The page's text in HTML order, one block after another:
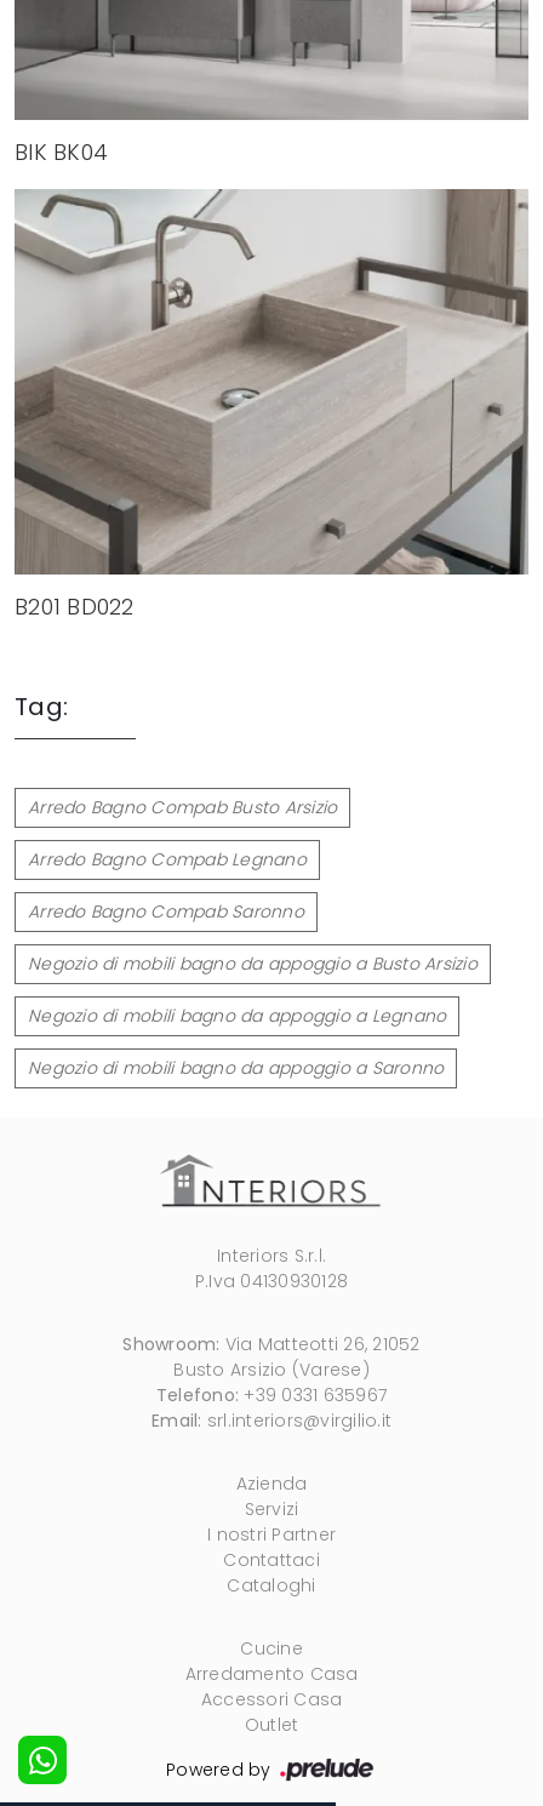
BIK BK04
B201 BD022
Tag:
Arredo Bagno Compab Busto Arsizio
Arredo Bagno Compab Legnano
Arredo Bagno Compab Saronno
Negozio di mobili bagno da appoggio a Busto Arsizio
Negozio di mobili bagno da appoggio a Legnano
Negozio di mobili bagno da appoggio a Saronno
Interiors S.r.l.
P.Iva 04130930128
Showroom: Via Matteotti 26, 21052
Busto Arsizio (Varese)
Telefono: +39 0331 635967
Email: srl.interiors@virgilio.it
Azienda
Servizi
I nostri Partner
Contattaci
Cataloghi
Cucine
Arredamento Casa
Accessori Casa
Outlet
Powered by